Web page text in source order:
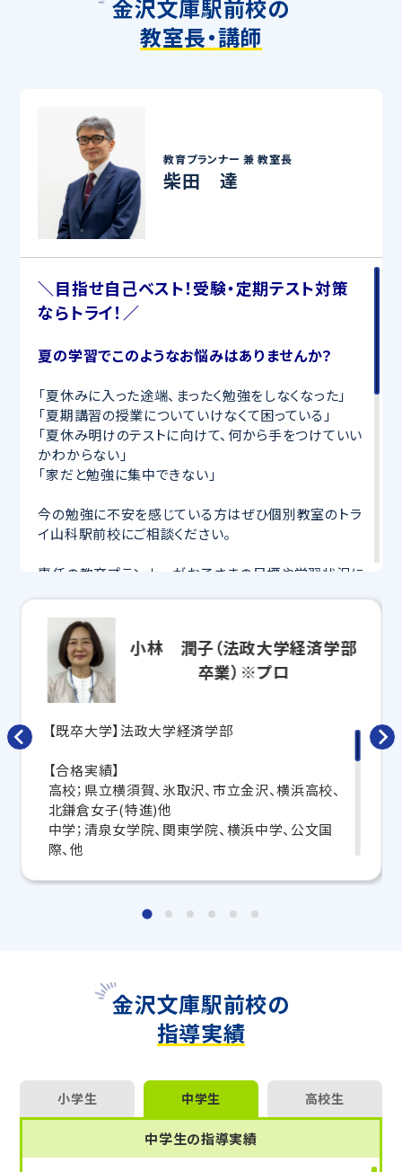
金沢文庫駅前校の
教室長・講師
教育プランナー 兼教室長
柴田 達
＼目指せ自己ベスト！受験・定期テスト対策
ならトライ！／
夏の学習でこのようなお悩みはありませんか？
「夏休みに入った途端、まったく勉強をしなくなった」
「夏期講習の授業についていけなくて困っている」
「夏休み明けのテストに向けて、何から手をつけていい
かわからない」
「家だと勉強に集中できない」
今の勉強に不安を感じている方はぜひ個別教室のトラ
イ山科駅前校にご相談ください。
専任の教育プランナーがお子さまの目標や学習状況に
寧に教えてくれるから、効率良く成績アップを目指せま
す！
さらに、授業日以外も利用できる「自習スペース」
要科目の対策ができる
します。
トライで一緒に、今までで一番成長できる夏にしよ
う！
マンツーマンの無料体験授業、学習相談、教室見学は
いつでも受付中です。
こちら
教室長兼教育プランナー 柴田 達
小林 潤子（法政大学経済学部
卒業）※プロ
【既卒大学】法政大学経済学部
【合格実績】
高校；県立横須賀、氷取沢、市立金沢、横浜高校、
北鎌倉女子(特進)他
中学；清泉女学院、関東学院、横浜中学、公文国
際、他
【指導科目】
算数/数学、英語、理科
向上と同時に、解法のパターンを習得し、問題に沿
って使えるようにするのが重要です。
1.何を習得することが必要か？
2.それを理解したか？
3つの段階を先生と一緒に常に確認しつつ、確かな
力を付けていきましょう！
一つひとつが確実になっていれば、応用的な問題も
これらを組み合わせてクリアできるようになります。
金沢文庫駅前校の
指導実績
小学生 中学生 高校生
中学生の指導実績